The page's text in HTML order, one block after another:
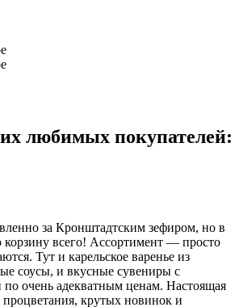
любимых покупателей:
за Кронштадтским зефиром, но в
корзину всего! Ассортимент — просто
Тут и карельское варенье из
соусы, и вкусные сувениры с
по очень адекватным ценам. Настоящая
крутых новинок и